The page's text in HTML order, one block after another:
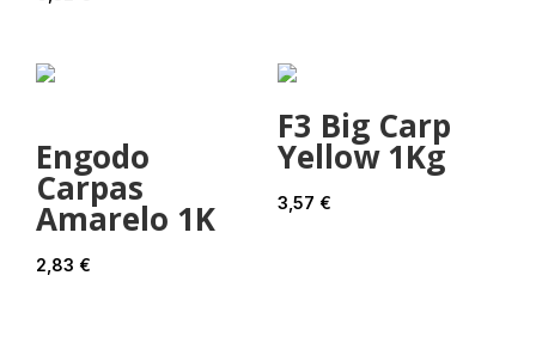
Engodo
Carpas
Amarelo 1K
2,83 €
F3 Big Carp
Yellow 1Kg
3,57 €